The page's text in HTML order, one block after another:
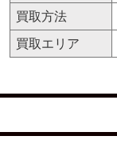
買取方法
買取エリア